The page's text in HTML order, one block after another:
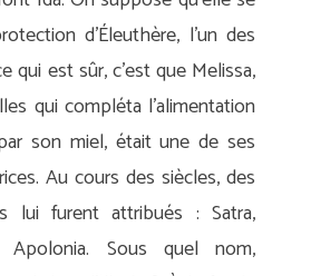
d’Éleuthère, l’un des
qui est sûr, c’est que Melissa,
qui compléta l’alimentation
son miel, était une de ses
Au cours des siècles, des
lui furent attribués : Satra,
Apolonia. Sous quel nom,